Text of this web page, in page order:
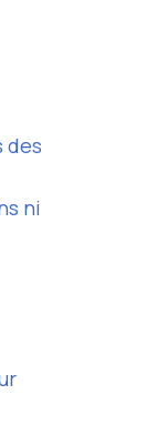
des
ni